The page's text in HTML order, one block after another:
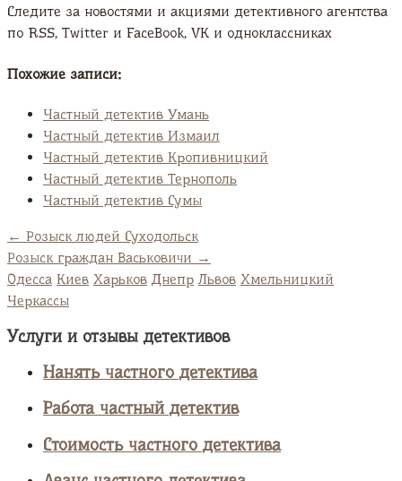
Следите за новостями и акциями детективного агентства
по RSS, Twitter и FaсeBook, VK и одноклассниках
Похожие записи:
Частный детектив Умань
Частный детектив Измаил
Частный детектив Кропивницкий
Частный детектив Тернополь
Частный детектив Сумы
← Розыск людей Суходольск
Розыск граждан Васьковичи →
Одесса Киев Харьков Днепр Львов Хмельницкий
Черкассы
Услуги и отзывы детективов
Нанять частного детектива
Работа частный детектив
Стоимость частного детектива